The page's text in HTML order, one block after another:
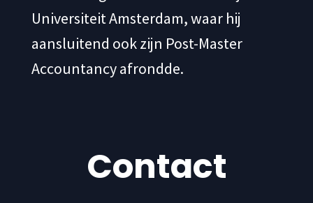
Universiteit Amsterdam, waar hij
aansluitend ook zijn Post-Master
Accountancy afrondde.
Contact